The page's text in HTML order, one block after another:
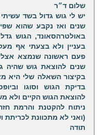
שלום ד״ר
יש לי גוש גדול בשד
שנים ואז נקבע שהוא
באולטרהסאונד, הגוש
בעניין ולא בצעתי אף
פעם ראשונה שנמצא
בקיצור השאלה שלי היא
בדיקת הגוש וסוגו
להוצאת הגוש הקיים ולא
ניתוח להקטנת והרמת
(ואני לא מתכוונת לכריתת
תודה